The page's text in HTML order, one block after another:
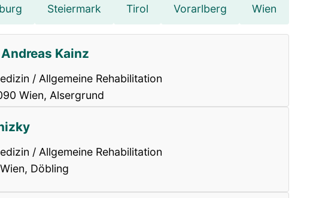
Steiermark Tirol Vorarlberg Wien
Kainz
/ Allgemeine Rehabilitation
Wien, Alsergrund
/ Allgemeine Rehabilitation
Döbling